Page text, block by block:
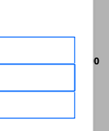
quota 8.000